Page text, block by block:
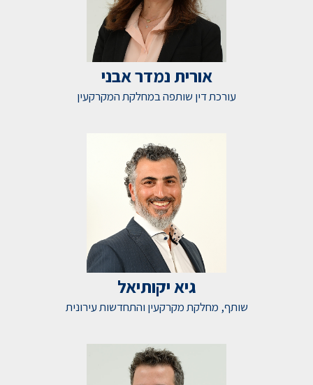
אורית נמדר אבני
עורכת דין שותפה במחלקת המקרקעין
גיא יקותיאל
שותף, מחלקת מקרקעין והתחדשות עירונית